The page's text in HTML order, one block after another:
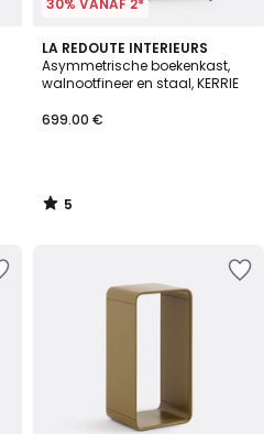
30% VANAF 2*
LA REDOUTE INTERIEURS
Asymmetrische boekenkast,
walnootfineer en staal, KERRIE
699.00 €
5
/
5
5
/